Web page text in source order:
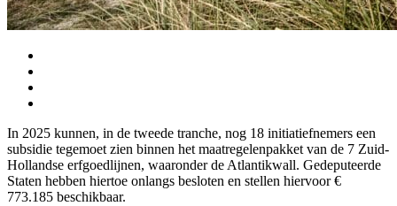
In 2025 kunnen, in de tweede tranche, nog 18 initiatiefnemers een
subsidie tegemoet zien binnen het maatregelenpakket van de 7 Zuid-
Hollandse erfgoedlijnen, waaronder de Atlantikwall. Gedeputeerde
Staten hebben hiertoe onlangs besloten en stellen hiervoor €
773.185 beschikbaar.